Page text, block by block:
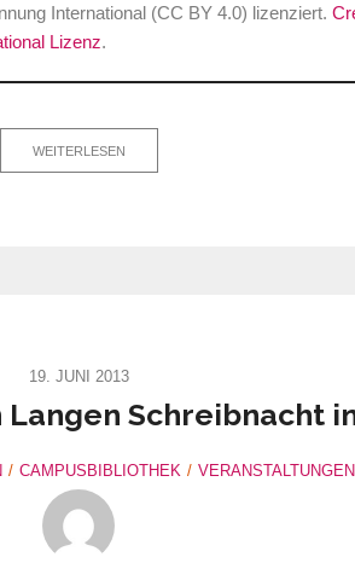
International (CC BY 4.0) lizenziert.
Lizenz.
WEITERLESEN
19. JUNI 2013
Schreibnacht
CAMPUSBIBLIOTHEK VERANSTALTUNGEN